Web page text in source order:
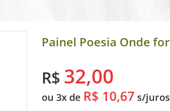
Painel Poesia Onde for
R$ 32,00
ou 3x de R$ 10,67 s/juros